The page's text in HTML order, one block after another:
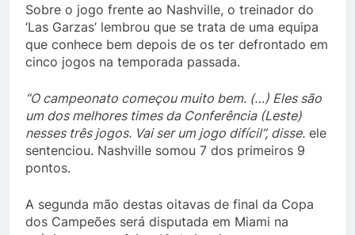
Sobre o jogo frente ao Nashville, o treinador do
‘Las Garzas’ lembrou que se trata de uma equipa
que conhece bem depois de os ter defrontado em
cinco jogos na temporada passada.
“O campeonato começou muito bem. (…) Eles são
um dos melhores times da Conferência (Leste)
nesses três jogos. Vai ser um jogo difícil”, disse. ele
sentenciou. Nashville somou 7 dos primeiros 9
pontos.
A segunda mão destas oitavas de final da Copa
dos Campeões será disputada em Miami na